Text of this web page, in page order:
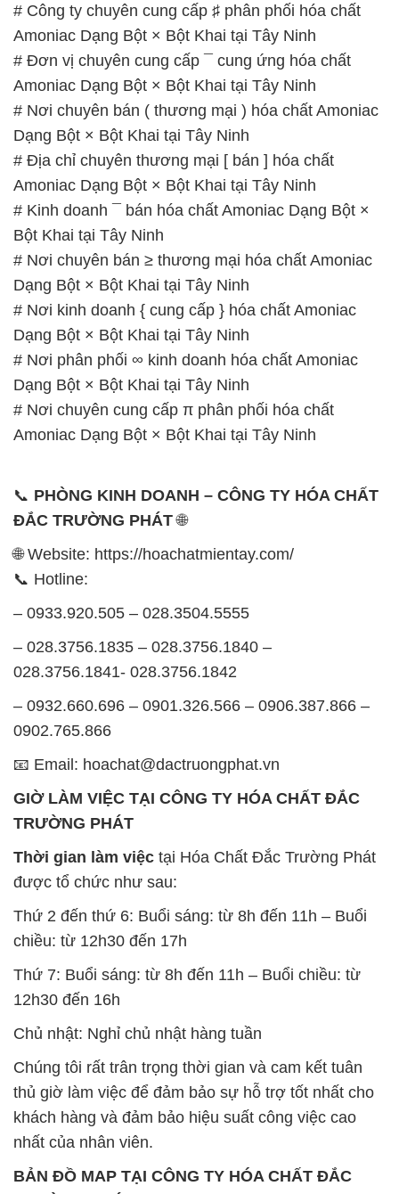
# Công ty chuyên cung cấp ♯ phân phối hóa chất
Amoniac Dạng Bột × Bột Khai tại Tây Ninh
# Đơn vị chuyên cung cấp ¯ cung ứng hóa chất
Amoniac Dạng Bột × Bột Khai tại Tây Ninh
# Nơi chuyên bán ( thương mại ) hóa chất Amoniac
Dạng Bột × Bột Khai tại Tây Ninh
# Địa chỉ chuyên thương mại [ bán ] hóa chất
Amoniac Dạng Bột × Bột Khai tại Tây Ninh
# Kinh doanh ¯ bán hóa chất Amoniac Dạng Bột ×
Bột Khai tại Tây Ninh
# Nơi chuyên bán ≥ thương mại hóa chất Amoniac
Dạng Bột × Bột Khai tại Tây Ninh
# Nơi kinh doanh { cung cấp } hóa chất Amoniac
Dạng Bột × Bột Khai tại Tây Ninh
# Nơi phân phối ∞ kinh doanh hóa chất Amoniac
Dạng Bột × Bột Khai tại Tây Ninh
# Nơi chuyên cung cấp π phân phối hóa chất
Amoniac Dạng Bột × Bột Khai tại Tây Ninh
📞 PHÒNG KINH DOANH – CÔNG TY HÓA CHẤT
ĐẮC TRƯỜNG PHÁT🌐
🌐 Website: https://hoachatmientay.com/
📞 Hotline:
– 0933.920.505 – 028.3504.5555
– 028.3756.1835 – 028.3756.1840 –
028.3756.1841- 028.3756.1842
– 0932.660.696 – 0901.326.566 – 0906.387.866 –
0902.765.866
📧 Email: hoachat@dactruongphat.vn
GIỜ LÀM VIỆC TẠI CÔNG TY HÓA CHẤT ĐẮC
TRƯỜNG PHÁT
Thời gian làm việc tại Hóa Chất Đắc Trường Phát
được tổ chức như sau:
Thứ 2 đến thứ 6: Buổi sáng: từ 8h đến 11h – Buổi
chiều: từ 12h30 đến 17h
Thứ 7: Buổi sáng: từ 8h đến 11h – Buổi chiều: từ
12h30 đến 16h
Chủ nhật: Nghỉ chủ nhật hàng tuần
Chúng tôi rất trân trọng thời gian và cam kết tuân
thủ giờ làm việc để đảm bảo sự hỗ trợ tốt nhất cho
khách hàng và đảm bảo hiệu suất công việc cao
nhất của nhân viên.
BẢN ĐỒ MAP TẠI CÔNG TY HÓA CHẤT ĐẮC